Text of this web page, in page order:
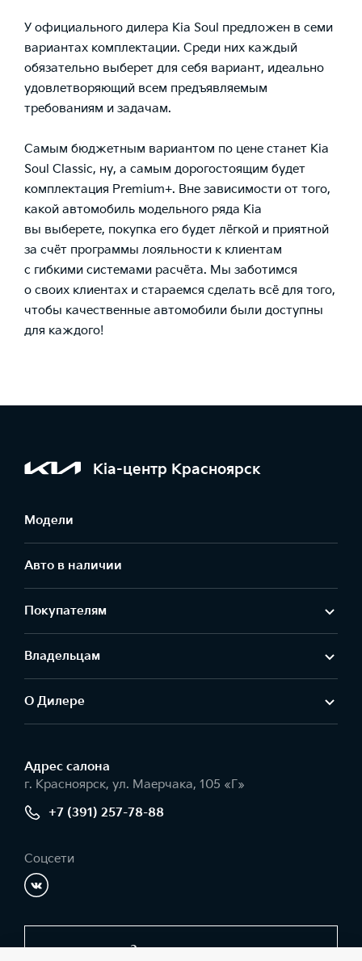
У официального дилера Kia Soul предложен в семи
вариантах комплектации. Среди них каждый
обязательно выберет для себя вариант, идеально
удовлетворяющий всем предъявляемым
требованиям и задачам.
Самым бюджетным вариантом по цене станет Kia
Soul Classic, ну, а самым дорогостоящим будет
комплектация Premium+. Вне зависимости от того,
какой автомобиль модельного ряда Kia
вы выберете, покупка его будет лёгкой и приятной
за счёт программы лояльности к клиентам
с гибкими системами расчёта. Мы заботимся
о своих клиентах и стараемся сделать всё для того,
чтобы качественные автомобили были доступны
для каждого!
Kia-центр Красноярск
Модели
Авто в наличии
Покупателям
Владельцам
О Дилере
Адрес салонa
г. Красноярск, ул. Маерчака, 105 «Г»
+7 (391) 257-78-88
Соцсети
Заказать звонок